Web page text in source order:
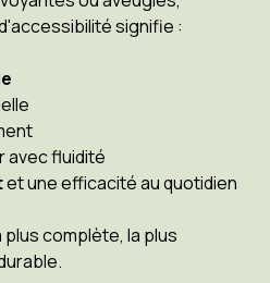
signifie :
avec fluidité
et une efficacité au quotidien
plus complète, la plus